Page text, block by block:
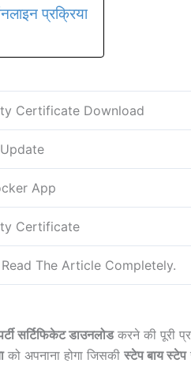
प्रक्रिया
Certificate Download
App
Certificate
Read The Article Completely.
सर्टिफिकेट डाउनलोडकरने की पूरी
को अपनाना होगा जिसकी स्टेप बाय स्टेप